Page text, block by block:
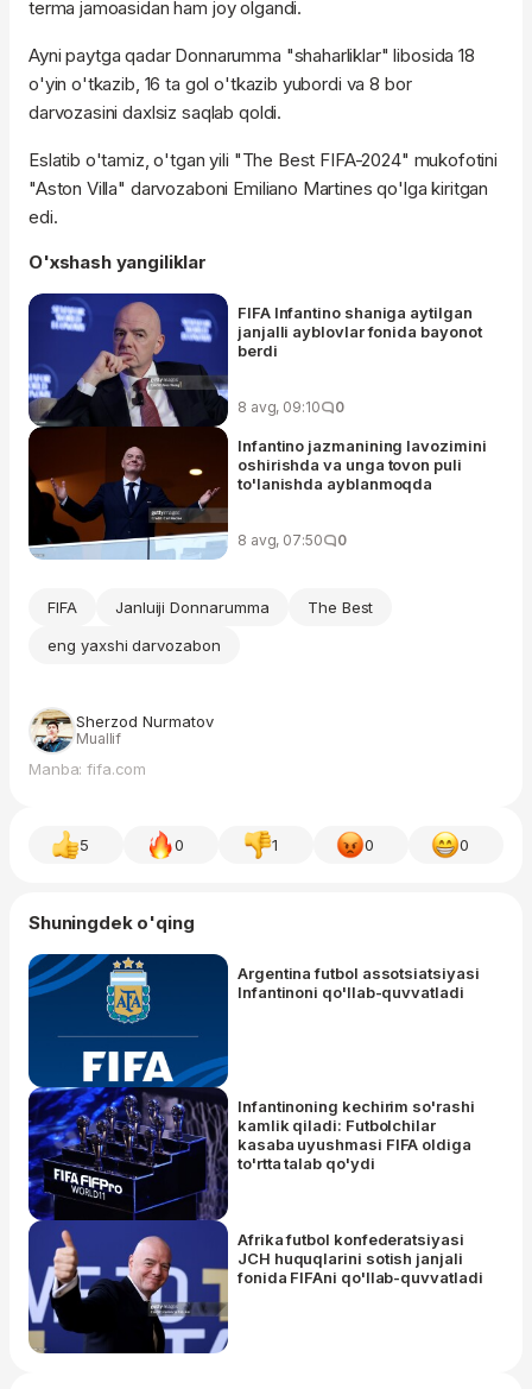
terma jamoasidan ham joy olgandi.
Ayni paytga qadar Donnarumma "shaharliklar" libosida 18
o'yin o'tkazib, 16 ta gol o'tkazib yubordi va 8 bor
darvozasini daxlsiz saqlab qoldi.
Eslatib o'tamiz, o'tgan yili "The Best FIFA-2024" mukofotini
"Aston Villa" darvozaboni Emiliano Martines qo'lga kiritgan
edi.
O'xshash yangiliklar
FIFA Infantino shaniga aytilgan
janjalli ayblovlar fonida bayonot
berdi
8 avg, 09:10 0
Infantino jazmanining lavozimini
oshirishda va unga tovon puli
to'lanishda ayblanmoqda
8 avg, 07:50 0
FIFA Janluiji Donnarumma
The Best
eng yaxshi darvozabon
Sherzod Nurmatov
Muallif
Manba: fifa.com
5 0 1 0 0
Shuningdek o'qing
Argentina futbol assotsiatsiyasi
Infantinoni qo'llab-quvvatladi
Infantinoning kechirim so'rashi
kamlik qiladi: Futbolchilar
kasaba uyushmasi FIFA oldiga
to'rtta talab qo'ydi
Afrika futbol konfederatsiyasi
JCH huquqlarini sotish janjali
fonida FIFAni qo'llab-quvvatladi